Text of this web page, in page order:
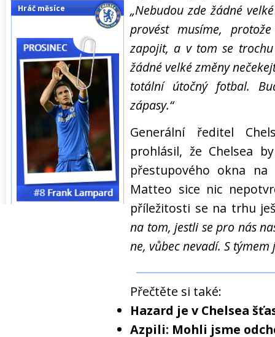
„Nebudou zde žádné
provést musíme,
zapojit, a v tom se
žádné velké změny
totální útočný fotbal.
zápasy.“
Generální ředitel
prohlásil, že Chelsea
přestupového okna
Matteo sice nic
příležitosti se na trhu
na tom, jestli se pro nás
ne, vůbec nevadí. S
Přečtěte si také:
Hazard je v Chelsea
Azpili: Mohli jsme
Hráč měsíce